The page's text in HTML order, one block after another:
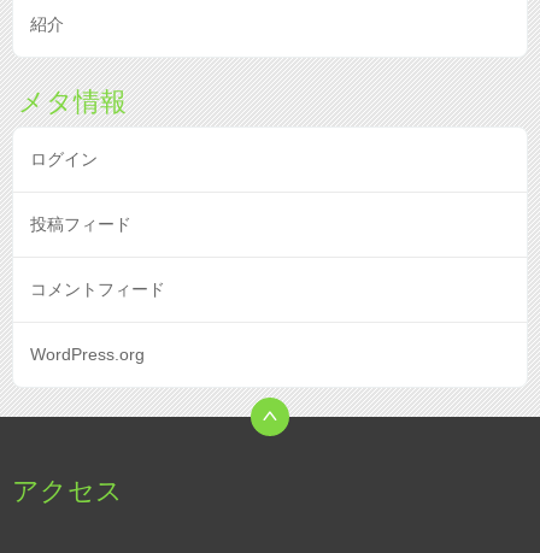
紹介
メタ情報
ログイン
投稿フィード
コメントフィード
WordPress.org
アクセス